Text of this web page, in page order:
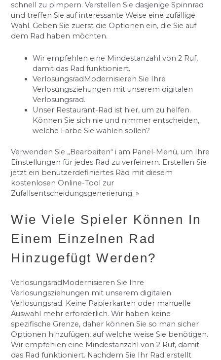
schnell zu pimpern. Verstellen Sie dasjenige Spinnrad
und treffen Sie auf interessante Weise eine zufällige
Wahl. Geben Sie zuerst die Optionen ein, die Sie auf
dem Rad haben möchten.
Wir empfehlen eine Mindestanzahl von 2 Ruf,
damit das Rad funktioniert.
VerlosungsradModernisieren Sie Ihre
Verlosungsziehungen mit unserem digitalen
Verlosungsrad.
Unser Restaurant-Rad ist hier, um zu helfen.
Können Sie sich nie und nimmer entscheiden,
welche Farbe Sie wählen sollen?
Verwenden Sie „Bearbeiten“ i am Panel-Menü, um Ihre
Einstellungen für jedes Rad zu verfeinern. Erstellen Sie
jetzt ein benutzerdefiniertes Rad mit diesem
kostenlosen Online-Tool zur
Zufallsentscheidungsgenerierung. »
Wie Viele Spieler Können In
Einem Einzelnen Rad
Hinzugefügt Werden?
VerlosungsradModernisieren Sie Ihre
Verlosungsziehungen mit unserem digitalen
Verlosungsrad. Keine Papierkarten oder manuelle
Auswahl mehr erforderlich. Wir haben keine
spezifische Grenze, daher können Sie so man sicher
Optionen hinzufügen, auf welche weise Sie benötigen.
Wir empfehlen eine Mindestanzahl von 2 Ruf, damit
das Rad funktioniert. Nachdem Sie Ihr Rad erstellt